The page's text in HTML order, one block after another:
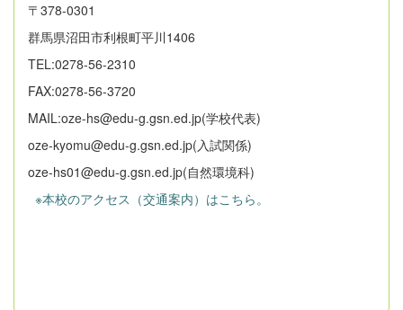
〒378-0301
群馬県沼田市利根町平川1406
TEL:0278-56-2310
FAX:0278-56-3720
MAIL:oze-hs@edu-g.gsn.ed.jp(学校代表)
oze-kyomu@edu-g.gsn.ed.jp(入試関係)
oze-hs01@edu-g.gsn.ed.jp(自然環境科)
※本校のアクセス（交通案内）はこちら。